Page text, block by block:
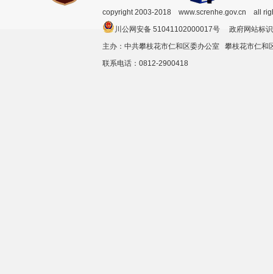
copyright 2003-2018 www.screnhe.gov.cn all
川公网安备 51041102000017号 政府网站
主办：中共攀枝花市仁和区委办公室 攀枝花市仁
联系电话：0812-2900418